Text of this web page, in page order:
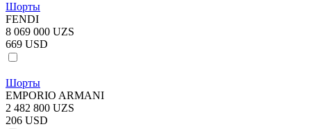
Шорты
FENDI
8 069 000 UZS
669 USD
Шорты
EMPORIO ARMANI
2 482 800 UZS
206 USD